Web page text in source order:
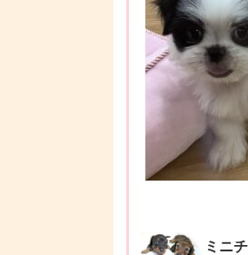
ミニ